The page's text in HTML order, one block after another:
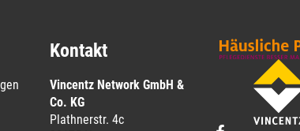
Kontakt
Vincentz Network GmbH &
Co. KG
Plathnerstr. 4c